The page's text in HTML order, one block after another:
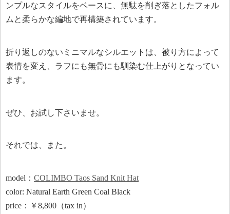
ンプルなスタイルをベースに、無駄を削ぎ落としたフォル
ムと柔らかな編地で再構築されています。
折り返しのないミニマルなシルエットは、被り方によって
表情を変え、ラフにも無骨にも馴染む仕上がりとなってい
ます。
ぜひ、お試し下さいませ。
それでは、また。
model： COLIMBO Taos Sand Knit Hat
color: Natural Earth Green Coal Black
price：￥8,800（tax in）